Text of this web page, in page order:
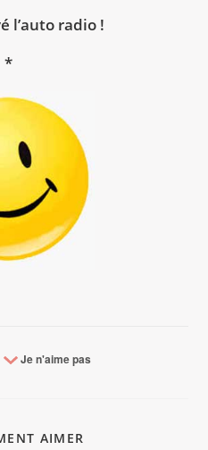
l’auto radio !
*
Je n'aime pas
AIMER